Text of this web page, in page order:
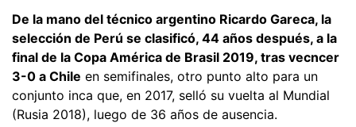
De la mano del técnico argentino Ricardo Gareca, la
selección de Perú se clasificó, 44 años después, a la
final de la Copa América de Brasil 2019, tras vecncer
3-0 a Chile en semifinales, otro punto alto para un
conjunto inca que, en 2017, selló su vuelta al Mundial
(Rusia 2018), luego de 36 años de ausencia.